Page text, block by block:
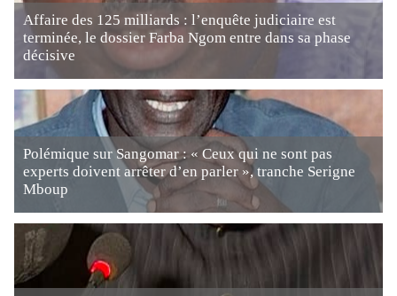
Affaire des 125 milliards : l’enquête judiciaire est
terminée, le dossier Farba Ngom entre dans sa phase
décisive
Polémique sur Sangomar : « Ceux qui ne sont pas
experts doivent arrêter d’en parler », tranche Serigne
Mboup